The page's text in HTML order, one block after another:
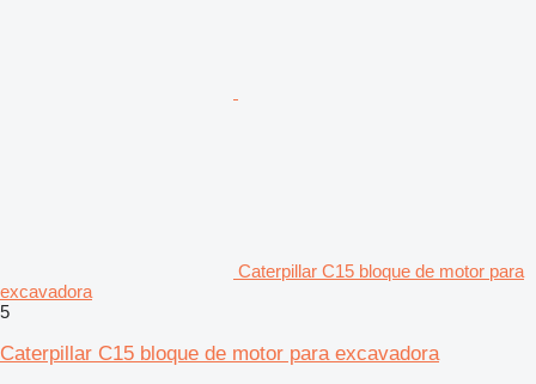
Caterpillar C15 bloque de motor para
excavadora
5
Caterpillar C15 bloque de motor para excavadora